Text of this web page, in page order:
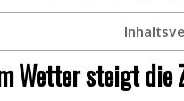
Wetter steigt die